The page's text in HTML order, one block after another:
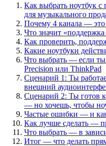
Как выбрать ноутбук с
для музыкального
Почему 4 канала — это
Что значит
Как проверить,
Какие ноутбуки
Что выбрать — если
Precision или ThinkPad
Сценарий 1: Ты
внешний
Сценарий 2: Ты готов
— но хочешь, чтобы
Частые ошибки — и
Как лучше сделать —
Что выбрать — в
Итог — что делать